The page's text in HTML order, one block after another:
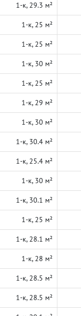
1-к, 29.3 м²
1-к, 25 м²
1-к, 25 м²
1-к, 30 м²
1-к, 25 м²
1-к, 29 м²
1-к, 30 м²
1-к, 30.4 м²
1-к, 25.4 м²
1-к, 30 м²
1-к, 30.1 м²
1-к, 25 м²
1-к, 28.1 м²
1-к, 28 м²
1-к, 28.5 м²
1-к, 28.5 м²